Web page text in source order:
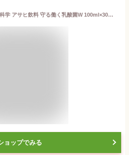
カルピス由来の乳酸菌科学 アサヒ飲料 守る働く乳酸菌W 100ml×30本 [機能性表示食品] [健康な人の免疫機能の維持に役立つ] [ホコリ・ハウスダストなどによる鼻の不快感を軽減する][常温保存可能]
ョップでみる